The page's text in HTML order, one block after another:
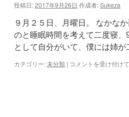
投稿日:2017年9月26日 作成者:Sukeza
９月２５日、月曜日。 なかな
のと睡眠時間を考えて二度寝
として自分がいて、僕には姉
カテゴリー:未分類 | 橋
コメントを受け付け